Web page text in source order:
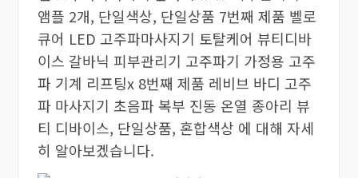
앰플 2개, 단일색상, 단일상품 7번째 제품 벨로
큐어 LED 고주파마사지기 토탈케어 뷰티디바
이스 갈바닉 피부관리기 고주파기 가정용 고주
파 기계 리프팅x 8번째 제품 레비브 바디 고주
파 마사지기 초음파 복부 진동 온열 종아리 뷰
티 디바이스, 단일상품, 혼합색상 에 대해 자세
히 알아보겠습니다.